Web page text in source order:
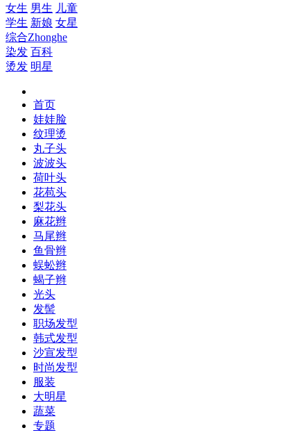
女生 男生 儿童
学生 新娘 女星
综合Zhonghe
染发 百科
烫发 明星
首页
娃娃脸
纹理烫
丸子头
波波头
荷叶头
花苞头
梨花头
麻花辫
马尾辫
鱼骨辫
蜈蚣辫
蝎子辫
光头
发髻
职场发型
韩式发型
沙宣发型
时尚发型
服装
大明星
蔬菜
专题